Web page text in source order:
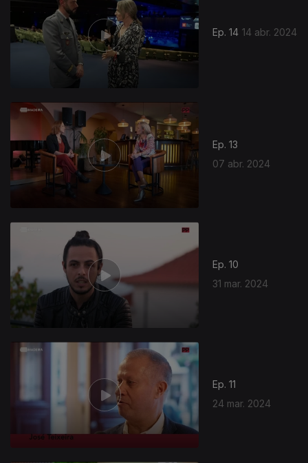
Ep. 14 14 abr. 2024
Ep. 13
07 abr. 2024
Ep. 10
31 mar. 2024
Ep. 11
24 mar. 2024